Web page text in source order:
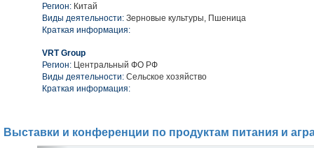
Регион: Китай
Виды деятельности: Зерновые культуры, Пшеница
Краткая информация:
VRT Group
Регион: Центральный ФО РФ
Виды деятельности: Сельское хозяйство
Краткая информация:
Выставки и конференции по продуктам питания и